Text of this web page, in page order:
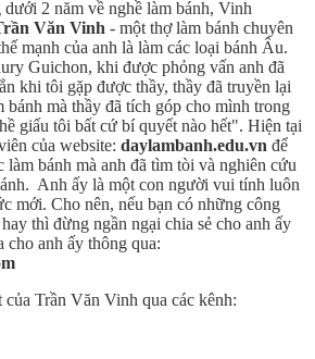
2 năm về nghề làm bánh, Vinh
Văn Vinh - một thợ làm bánh chuyên
mạnh của anh là làm các loại bánh Âu.
Guichon, khi được phỏng vấn anh đã
khi tôi gặp được thầy, thầy đã truyền lại
bánh mà thầy đã tích góp cho mình trong
giấu tôi bất cứ bí quyết nào hết". Hiện tại
của website: daylambanh.edu.vn để
làm bánh mà anh đã tìm tòi và nghiên cứu
Anh ấy là một con người vui tính luôn
mới. Cho nên, nếu bạn có những công
thì đừng ngần ngại chia sẻ cho anh ấy
anh ấy thông qua:
Trần Văn Vinh qua các kênh: